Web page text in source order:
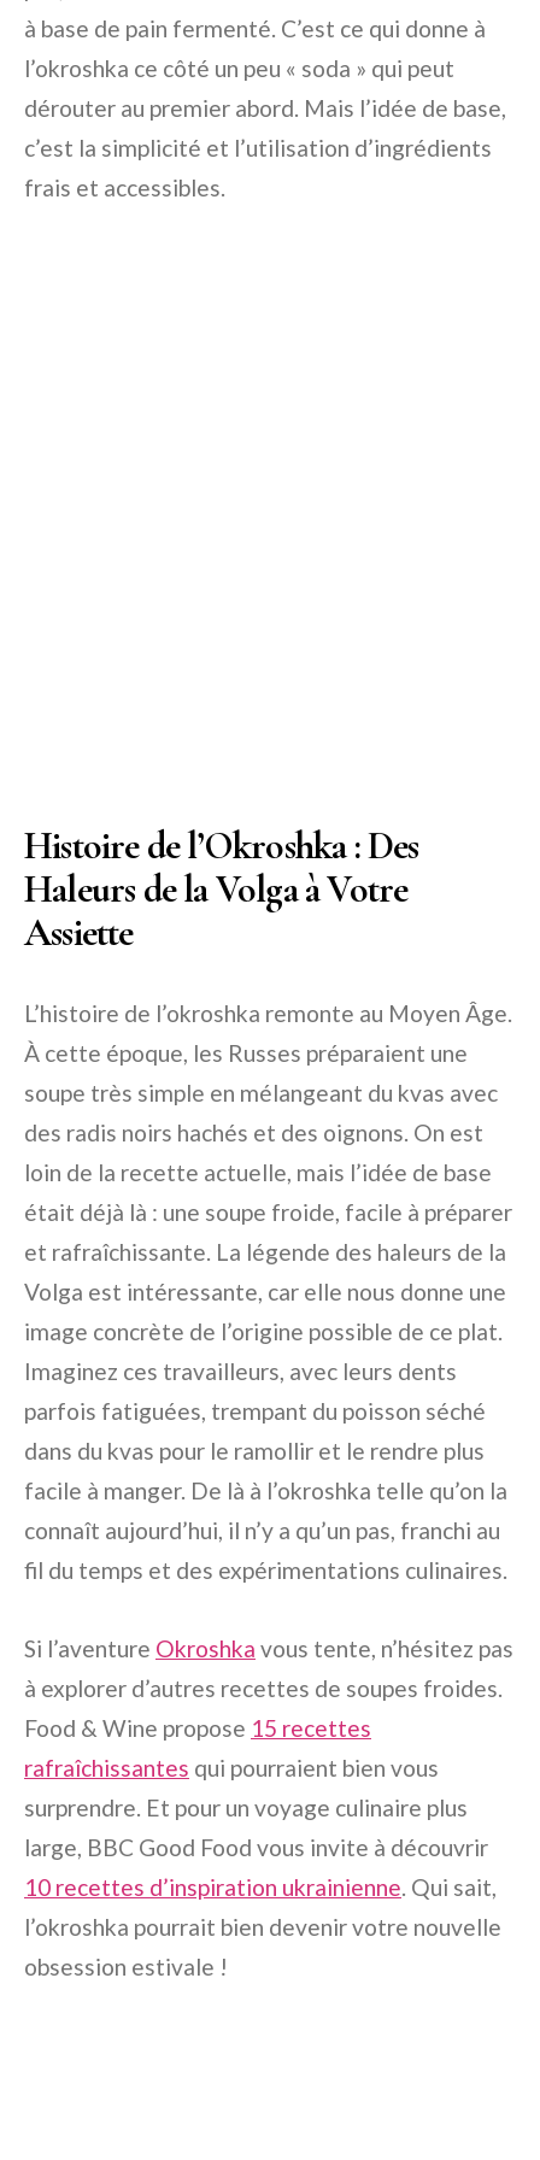
à base de pain fermenté. C’est ce qui donne à
l’okroshka ce côté un peu « soda » qui peut
dérouter au premier abord. Mais l’idée de base,
c’est la simplicité et l’utilisation d’ingrédients
frais et accessibles.
Histoire de l’Okroshka : Des
Haleurs de la Volga à Votre
Assiette
L’histoire de l’okroshka remonte au Moyen Âge.
À cette époque, les Russes préparaient une
soupe très simple en mélangeant du kvas avec
des radis noirs hachés et des oignons. On est
loin de la recette actuelle, mais l’idée de base
était déjà là : une soupe froide, facile à préparer
et rafraîchissante. La légende des haleurs de la
Volga est intéressante, car elle nous donne une
image concrète de l’origine possible de ce plat.
Imaginez ces travailleurs, avec leurs dents
parfois fatiguées, trempant du poisson séché
dans du kvas pour le ramollir et le rendre plus
facile à manger. De là à l’okroshka telle qu’on la
connaît aujourd’hui, il n’y a qu’un pas, franchi au
fil du temps et des expérimentations culinaires.
Si l’aventure Okroshka vous tente, n’hésitez pas
à explorer d’autres recettes de soupes froides.
Food & Wine propose 15 recettes
rafraîchissantes qui pourraient bien vous
surprendre. Et pour un voyage culinaire plus
large, BBC Good Food vous invite à découvrir
10 recettes d’inspiration ukrainienne. Qui sait,
l’okroshka pourrait bien devenir votre nouvelle
obsession estivale !